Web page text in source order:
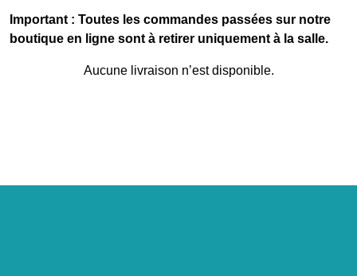
Important : Toutes les commandes passées sur notre
boutique en ligne sont à retirer uniquement à la salle.
Aucune livraison n’est disponible.